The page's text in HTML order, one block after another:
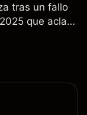
tras un fallo
que aclaró
exchanges